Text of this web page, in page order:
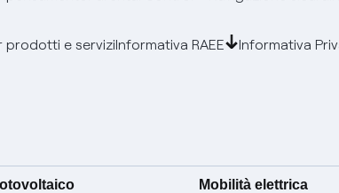
prodotti e serviziInformativa RAEE Informativa
Mobilità elettrica